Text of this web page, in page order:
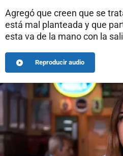
Agregó que creen que se
está mal planteada y que
esta va de la mano con la
Reproducir audio